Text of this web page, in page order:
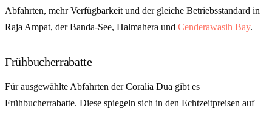
Abfahrten, mehr Verfügbarkeit und der gleiche Betriebsstandard in
Raja Ampat, der Banda-See, Halmahera und Cenderawasih Bay.
Frühbucherrabatte
Für ausgewählte Abfahrten der Coralia Dua gibt es
Frühbucherrabatte. Diese spiegeln sich in den Echtzeitpreisen auf